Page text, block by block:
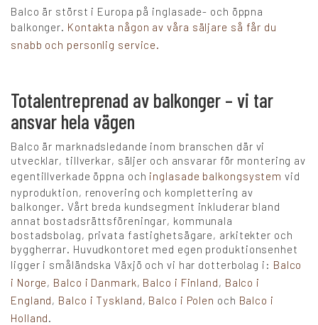
Balco är störst i Europa på inglasade- och öppna
balkonger. Kontakta någon av våra säljare så får du
snabb och personlig service.
Totalentreprenad av balkonger – vi tar
ansvar hela vägen
Balco är marknadsledande inom branschen där vi
utvecklar, tillverkar, säljer och ansvarar för montering av
egentillverkade öppna och inglasade balkongsystem vid
nyproduktion, renovering och komplettering av
balkonger. Vårt breda kundsegment inkluderar bland
annat bostadsrättsföreningar, kommunala
bostadsbolag, privata fastighetsägare, arkitekter och
byggherrar. Huvudkontoret med egen produktionsenhet
ligger i småländska Växjö och vi har dotterbolag i: Balco
i Norge, Balco i Danmark, Balco i Finland, Balco i
England, Balco i Tyskland, Balco i Polen och Balco i
Holland.